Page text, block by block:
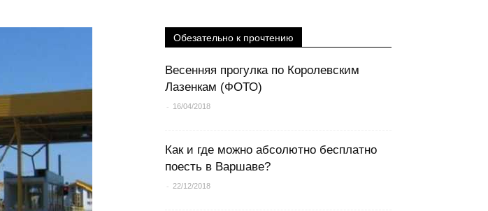
Обезательно к прочтению
Весенняя прогулка по Королевским
Лазенкам (ФОТО)
- 16/04/2018
Как и где можно абсолютно бесплатно
поесть в Варшаве?
- 22/12/2018